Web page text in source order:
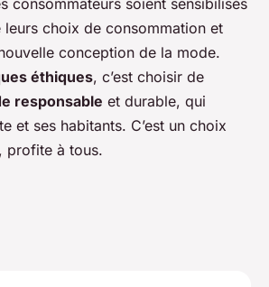
consommateurs soient sensibilisés
leurs choix de consommation et
conception de la mode.
éthiques, c’est choisir de
responsable et durable, qui
et ses habitants. C’est un choix
profite à tous.